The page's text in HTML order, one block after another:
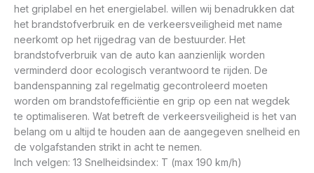
het griplabel en het energielabel. willen wij benadrukken dat
het brandstofverbruik en de verkeersveiligheid met name
neerkomt op het rijgedrag van de bestuurder. Het
brandstofverbruik van de auto kan aanzienlijk worden
verminderd door ecologisch verantwoord te rijden. De
bandenspanning zal regelmatig gecontroleerd moeten
worden om brandstofefficiëntie en grip op een nat wegdek
te optimaliseren. Wat betreft de verkeersveiligheid is het van
belang om u altijd te houden aan de aangegeven snelheid en
de volgafstanden strikt in acht te nemen.
Inch velgen: 13 Snelheidsindex: T (max 190 km/h)